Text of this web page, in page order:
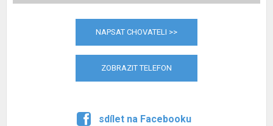
NAPSAT CHOVATELI >>
ZOBRAZIT TELEFON
sdílet na Facebooku